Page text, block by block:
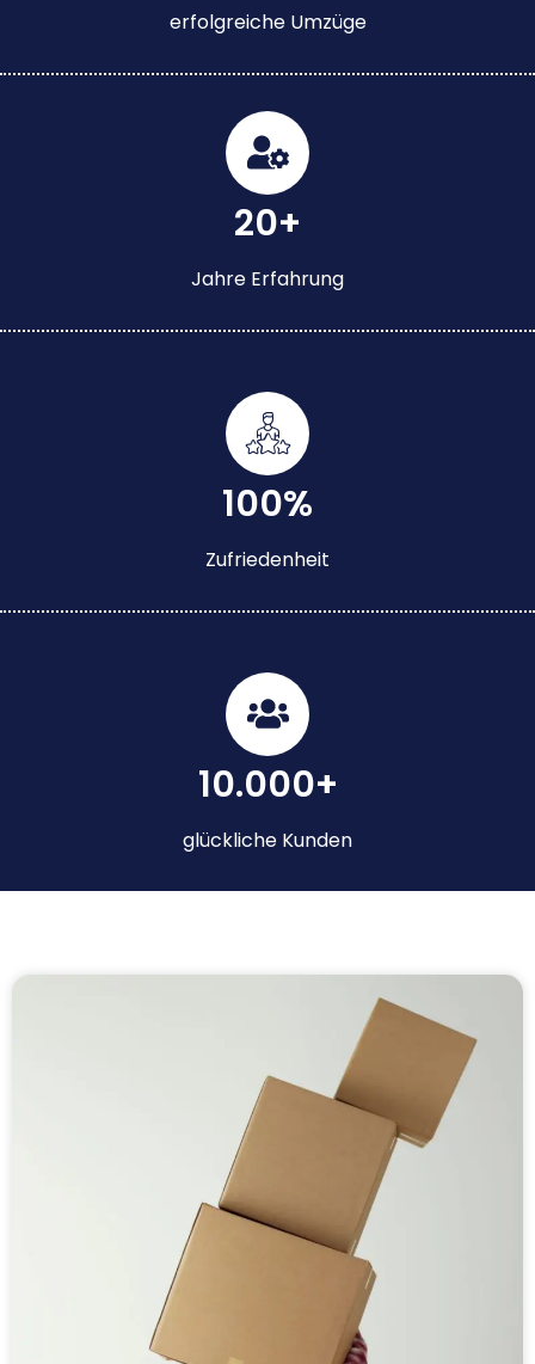
erfolgreiche Umzüge
20+
Jahre Erfahrung
100%
Zufriedenheit
10.000+
glückliche Kunden